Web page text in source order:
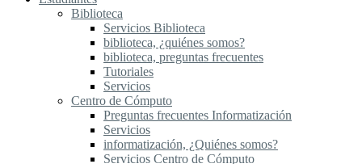
Biblioteca
Servicios Biblioteca
biblioteca, ¿quiénes somos?
biblioteca, preguntas frecuentes
Tutoriales
Servicios
Centro de Cómputo
Preguntas frecuentes Informatización
Servicios
informatización, ¿Quiénes somos?
Servicios Centro de Cómputo